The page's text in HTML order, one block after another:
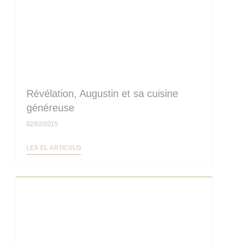
Révélation, Augustin et sa cuisine
généreuse
02/02/2015
LEA EL ARTICULO((ABRE EN UNA NUEVA VENTANA))